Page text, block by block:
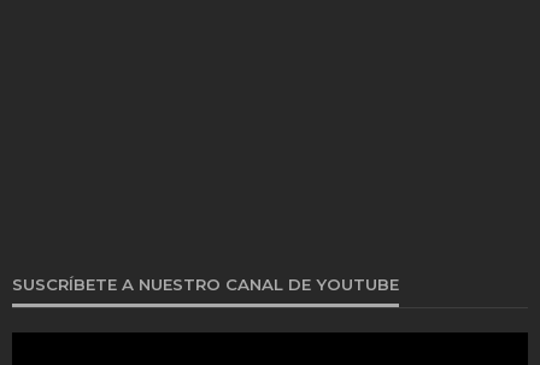
SUSCRÍBETE A NUESTRO CANAL DE YOUTUBE